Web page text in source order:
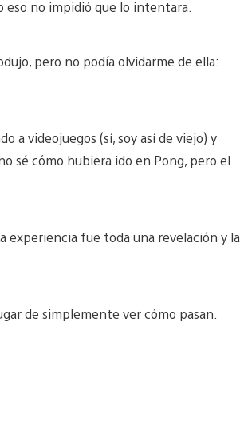
eso no impidió que lo intentara.
pero no podía olvidarme de ella:
a videojuegos (sí, soy así de viejo) y
sé cómo hubiera ido en Pong, pero el
experiencia fue toda una revelación y la
de simplemente ver cómo pasan.